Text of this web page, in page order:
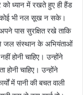
ध्यान में रखते हुए ही हैंड
कोई भी नल सूख न सके।
पास सुरक्षित रखे ताकि
जल संस्थान के अभियंताओं
होनी चाहिए। उन्होंने
चाहिए। उन्होंने
में पानी की बचत वाली